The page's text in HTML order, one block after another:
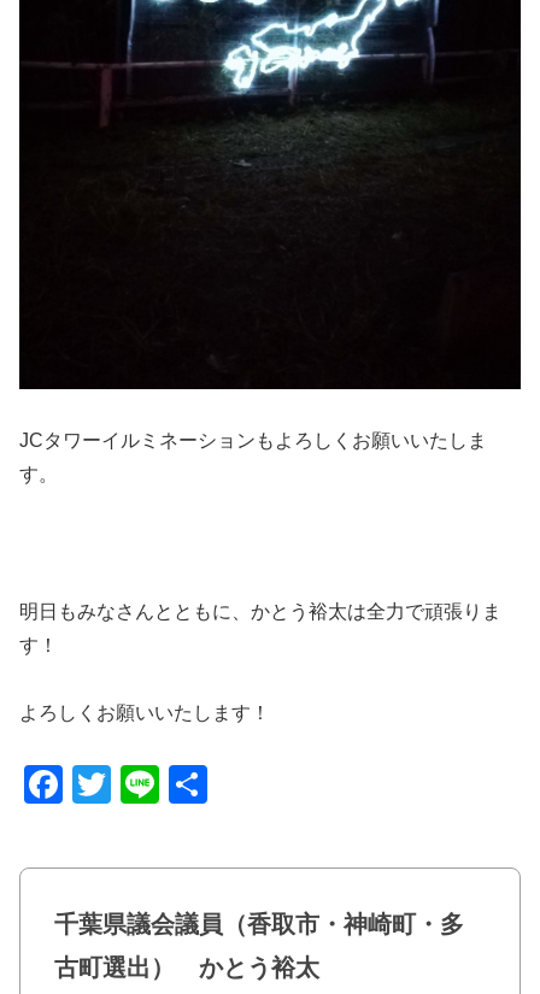
JCタワーイルミネーションもよろしくお願いいたしま
す。
明日もみなさんとともに、かとう裕太は全力で頑張りま
す！
よろしくお願いいたします！
F
c
e
b
o
T
tt
er
Li
e
千葉県議会議員（香取市・神崎町・多
古町選出） かとう裕太